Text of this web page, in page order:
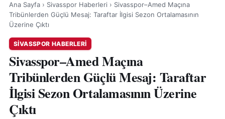
Ana Sayfa › Sivasspor Haberleri › Sivasspor–Amed Maçına
Tribünlerden Güçlü Mesaj: Taraftar İlgisi Sezon Ortalamasının
Üzerine Çıktı
SIVASSPOR HABERLERI
Sivasspor–Amed Maçına
Tribünlerden Güçlü Mesaj: Taraftar
İlgisi Sezon Ortalamasının Üzerine
Çıktı